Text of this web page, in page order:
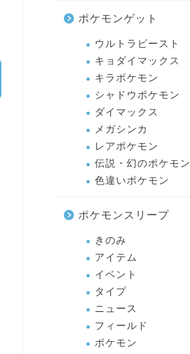
ポケモンゲット
ウルトラビースト
キョダイマックス
キラポケモン
シャドウポケモン
ダイマックス
メガシンカ
レアポケモン
伝説・幻のポケモン
色違いポケモン
ポケモンスリープ
きのみ
アイテム
イベント
タイプ
ニュース
フィールド
ポケモン